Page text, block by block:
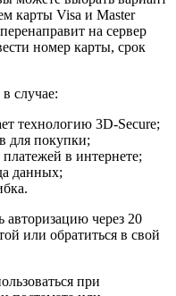
карты Visa и Master
на сервер
номер карты, срок
случае:
технологию 3D-Secure;
для покупки;
в интернете;
данных;
авторизацию через 20
или обратиться в свой
при